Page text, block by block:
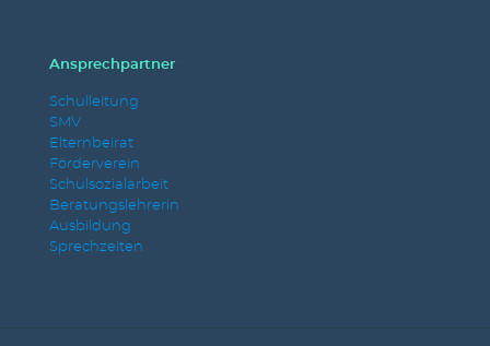
Ansprechpartner
Schulleitung
SMV
Elternbeirat
Förderverein
Schulsozialarbeit
Beratungslehrerin
Ausbildung
Sprechzeiten